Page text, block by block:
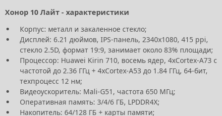
Хонор 10 Лайт - характеристики
Корпус: металл и закаленное стекло;
Дисплей: 6.21 дюймов, IPS-панель, 2340х1080, 415 ppi,
стекло 2.5D, формат 19:9, занимает около 83% площади;
Процессор: Huawei Kirin 710, восемь ядер, 4хCortex-A73 с
частотой до 2.36 ГГц + 4хCortex-A53 до 1.84 ГГц, 64-бит,
техпроцесс 12 нм;
Видеоускоритель: Mali-G51, частота 650 МГц;
Оперативная память: 3/4/6 ГБ, LPDDR4X;
Накопитель: 64/128 ГБ + карты памяти;